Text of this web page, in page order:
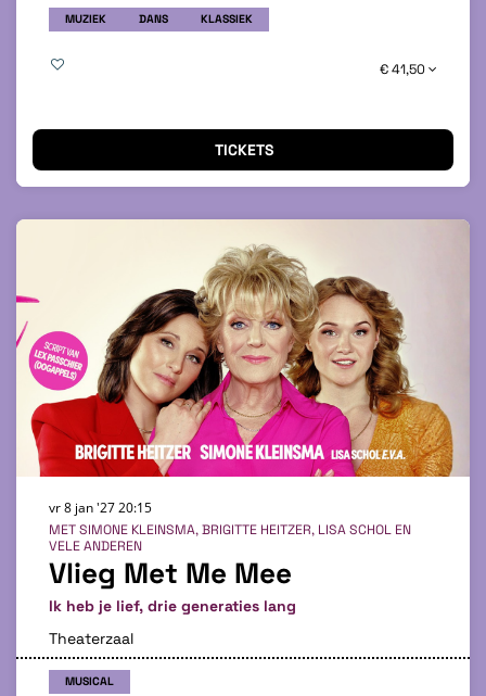
MUZIEK DANS KLASSIEK
€ 41,50
TICKETS
Vlieg Met Me Mee
Ik heb je lief, drie generaties lang
MET SIMONE KLEINSMA, BRIGITTE HEITZER, LISA SCHOL EN
VELE ANDEREN
vr 8 jan '2720:15
Theaterzaal
MUSICAL